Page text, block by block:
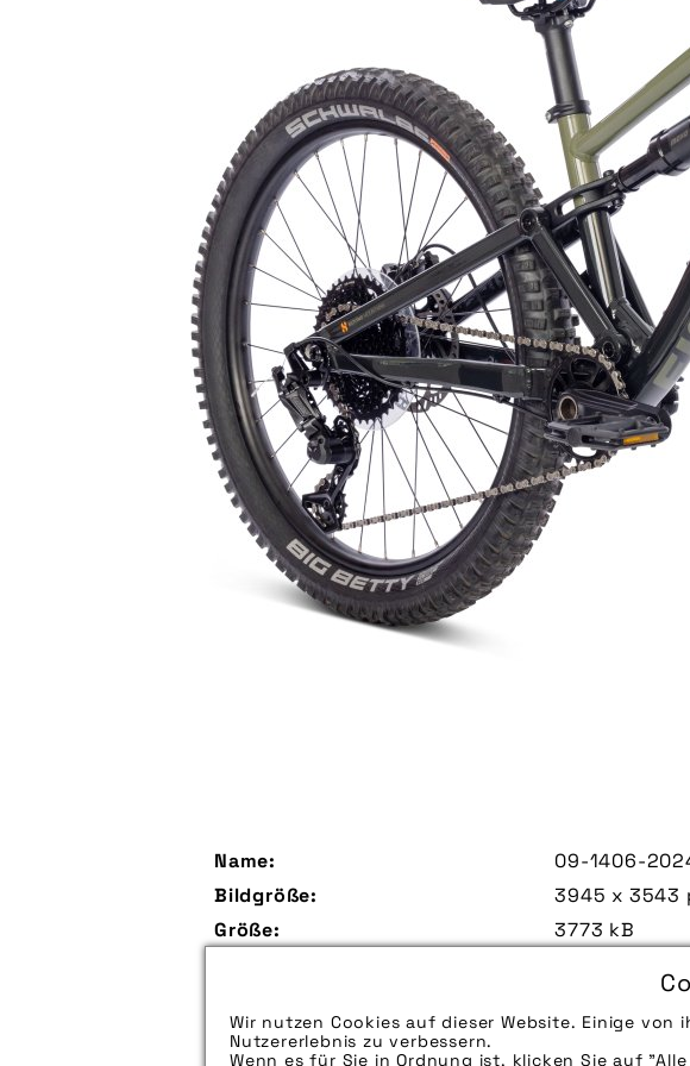
Wir nutzen Cookies auf dieser Website. Einige
Nutzererlebnis zu verbessern.
Wenn es für Sie in Ordnung ist, klicken Sie auf
Name:
09-1406-
Bildgröße:
3945 x 3543
Größe:
3773 kB
Das
und kann